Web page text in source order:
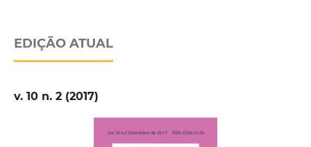
EDIÇÃO ATUAL
v. 10 n. 2 (2017)